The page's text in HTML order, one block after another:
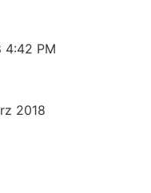
4:42 PM
2018